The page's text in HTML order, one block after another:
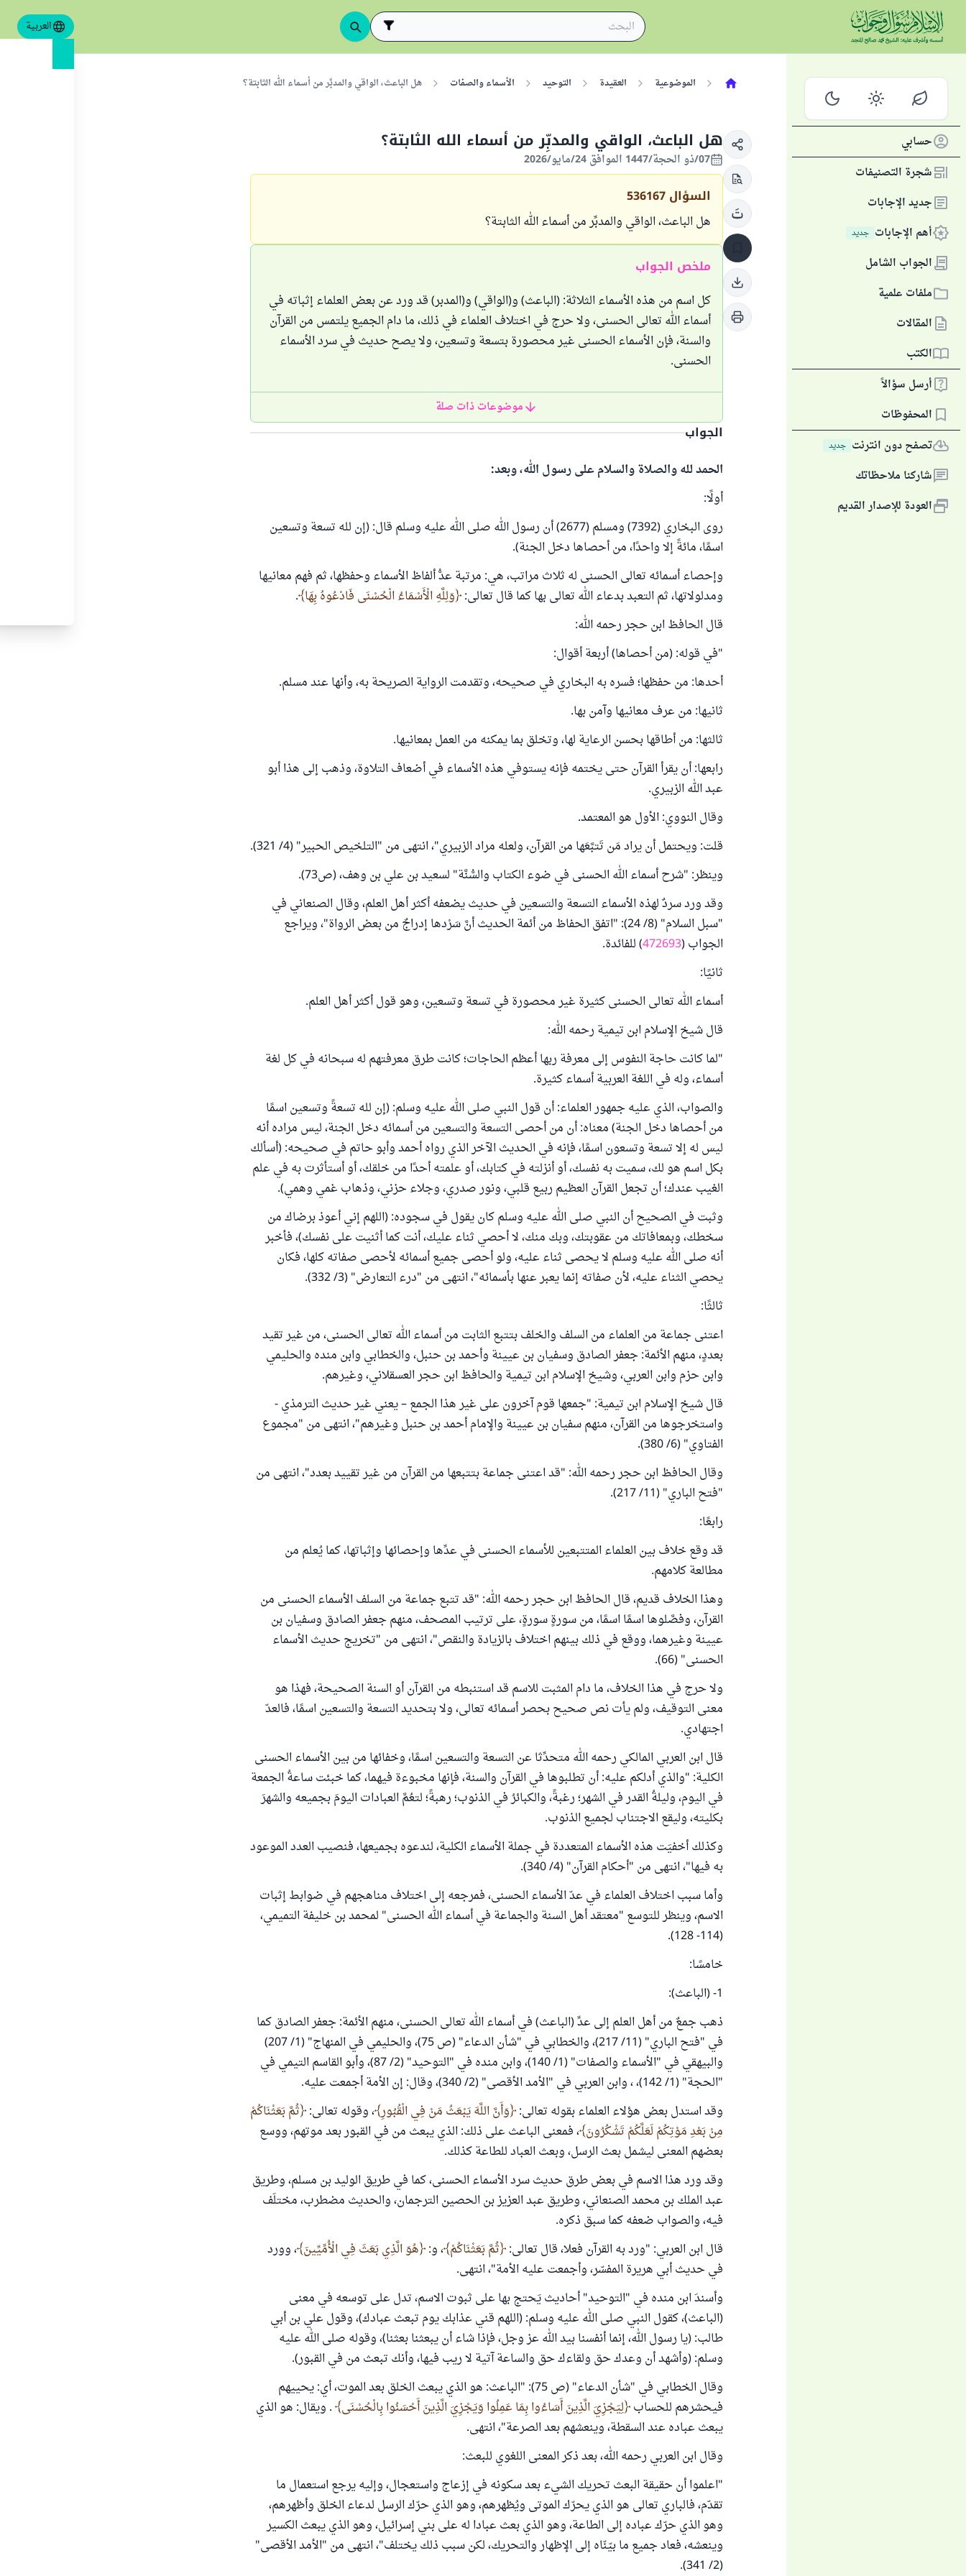
العربية
حسابي
شجرة التصنيفات
جديد الإجابات
أهم الإجابات جديد
الجواب الشامل
ملفات علمية
المقالات
الكتب
أرسل سؤالاً
المحفوظات
تصفح دون انترنت جديد
شاركنا ملاحظاتك
العودة للإصدار القديم
الموضوعية العقيدة التوحيد الأسماء والصفات هل الباعث، الواقي والمدبِّر من أسماء الله الثابتة؟
هل الباعث، الواقي والمدبِّر من أسماء الله الثابتة؟
07/ذو الحجة/1447 الموافق 24/مايو/2026
السؤال 536167
هل الباعث، الواقي والمدبِّر من أسماء الله الثابتة؟
ملخص الجواب
كل اسم من هذه الأسماء الثلاثة: (الباعث) و(الواقي) و(المدبر) قد ورد عن بعض العلماء إثباته في
أسماء الله تعالى الحسنى، ولا حرج في اختلاف العلماء في ذلك، ما دام الجميع يلتمس من القرآن
والسنة، فإن الأسماء الحسنى غير محصورة بتسعة وتسعين، ولا يصح حديث في سرد الأسماء
الحسنى.
موضوعات ذات صلة
الجواب
الحمد لله والصلاة والسلام على رسول الله، وبعد:
أولًا:
روى البخاري (7392) ومسلم (2677) أن رسول الله صلى الله عليه وسلم قال: (إن لله تسعة وتسعين
اسمًا، مائةً إلا واحدًا، من أحصاها دخل الجنة).
وإحصاء أسمائه تعالى الحسنى له ثلاث مراتب، هي: مرتبة عدُّ ألفاظ الأسماء وحفظها، ثم فهم معانيها
ومدلولاتها، ثم التعبد بدعاء الله تعالى بها كما قال تعالى: وَلِلَّهِ الْأَسْمَاءُ الْحُسْنَى فَادْعُوهُ بِهَا .
قال الحافظ ابن حجر رحمه الله:
"في قوله: (من أحصاها) أربعة أقوال:
أحدها: من حفظها؛ فسره به البخاري في صحيحه، وتقدمت الرواية الصريحة به، وأنها عند مسلم.
ثانيها: من عرف معانيها وآمن بها.
ثالثها: من أطاقها بحسن الرعاية لها، وتخلق بما يمكنه من العمل بمعانيها.
رابعها: أن يقرأ القرآن حتى يختمه فإنه يستوفي هذه الأسماء في أضعاف التلاوة، وذهب إلى هذا أبو
عبد الله الزبيري.
وقال النووي: الأول هو المعتمد.
قلت: ويحتمل أن يراد مَن تَتبَّعَها من القرآن، ولعله مراد الزبيري"، انتهى من "التلخيص الحبير" (4/ 321).
وينظر: "شرح أسماء الله الحسنى في ضوء الكتاب والسُّنَّة" لسعيد بن علي بن وهف، (ص73).
وقد ورد سردٌ لهذه الأسماء التسعة والتسعين في حديث يضعفه أكثر أهل العلم، وقال الصنعاني في
"سبل السلام" (8/ 24): "اتفق ‌الحفاظ ‌من ‌أئمة ‌الحديث ‌أنَّ ‌سَرْدها ‌إدراجٌ ‌من ‌بعض ‌الرواة"، ويراجع
الجواب (472693) للفائدة.
ثانيًا:
أسماء الله تعالى الحسنى كثيرة غير محصورة في تسعة وتسعين، وهو قول أكثر أهل العلم.
قال شيخ الإسلام ابن تيمية رحمه الله:
"لما كانت حاجة النفوس إلى معرفة ربها أعظم الحاجات؛ كانت طرق معرفتهم له سبحانه في كل لغة
أسماء، وله في اللغة العربية أسماء كثيرة.
والصواب، الذي عليه جمهور العلماء: أن قول النبي صلى الله عليه وسلم: (إن لله تسعةً وتسعين اسمًا
من أحصاها دخل الجنة) معناه: أن من أحصى التسعة والتسعين من أسمائه دخل الجنة، ليس مراده أنه
ليس له إلا تسعة وتسعون اسمًا، فإنه في الحديث الآخر الذي رواه أحمد وأبو حاتم في صحيحه: (أسألك
بكل اسم هو لك، سميت به نفسك، أو أنزلته في كتابك، أو علمته أحدًا من خلقك، أو أستأثرت به في علم
الغيب عندك؛ أن تجعل القرآن العظيم ربيع قلبي، ونور صدري، وجلاء حزني، وذهاب غمي وهمي).
وثبت في الصحيح أن النبي صلى الله عليه وسلم كان يقول في سجوده: (اللهم إني أعوذ برضاك من
سخطك، وبمعافاتك من عقوبتك، وبك منك، لا أحصي ثناء عليك، أنت كما أثنيت على نفسك)، فأخبر
أنه صلى الله عليه وسلم لا يحصى ثناء عليه، ولو أحصى جميع أسمائه لأحصى صفاته كلها، فكان
يحصي الثناء عليه، لأن صفاته إنما يعبر عنها بأسمائه"، انتهى من "درء التعارض" (3/ 332).
ثالثًا:
اعتنى جماعة من العلماء من السلف والخلف بتتبع الثابت من أسماء الله تعالى الحسنى، من غير تقيد
بعددٍ، منهم الأئمة: جعفر الصادق وسفيان بن عيينة وأحمد بن حنبل، والخطابي وابن منده والحليمي
وابن حزم وابن العربي، وشيخ الإسلام ابن تيمية والحافظ ابن حجر العسقلاني، وغيرهم.
قال شيخ الإسلام ابن تيمية: "جمعها قوم آخرون على غير هذا الجمع – يعني غير حديث الترمذي -
واستخرجوها من القرآن، منهم سفيان بن عيينة والإمام أحمد بن حنبل وغيرهم"، انتهى من "مجموع
الفتاوي" (6/ 380).
وقال الحافظ ابن حجر رحمه الله: "قد اعتنى جماعة بتتبعها من القرآن من غير تقييد بعدد"، انتهى من
"فتح الباري" (11/ 217).
رابعًا:
قد وقع خلاف بين العلماء المتتبعين للأسماء الحسنى في عدِّها وإحصائها وإثباتها، كما يُعلم من
مطالعة كلامهم.
وهذا الخلاف قديم، قال الحافظ ابن حجر رحمه الله: "قد تتبع جماعة من السلف الأسماء الحسنى من
القرآن، وفصَّلوها اسمًا اسمًا، من سورةٍ سورةٍ، على ترتيب المصحف، منهم جعفر الصادق وسفيان بن
عيينة وغيرهما، ووقع في ذلك بينهم اختلاف بالزيادة والنقص"، انتهى من "تخريج حديث الأسماء
الحسنى" (66).
ولا حرج في هذا الخلاف، ما دام المثبت للاسم قد استنبطه من القرآن أو السنة الصحيحة، فهذا هو
معنى التوقيف، ولم يأت نص صحيح بحصر أسمائه تعالى، ولا بتحديد التسعة والتسعين اسمًا، فالعدّ
اجتهادي.
قال ابن العربي المالكي رحمه الله متحدِّثا عن التسعة والتسعين اسمًا، وخفائها من بين الأسماء الحسنى
الكلية: "والذي أدلكم عليه: أن تطلبوها في القرآن والسنة، فإنها مخبوءة فيهما، كما خبئت ساعةُ الجمعة
في اليوم، وليلةُ القدر في الشهر؛ رغبةً، والكبائرُ في الذنوب؛ رهبةً؛ لتعُمَّ العبادات اليومَ بجميعه والشهرَ
بكليته، وليقع الاجتناب لجميع الذنوب.
وكذلك أخفيَت هذه الأسماء المتعددة في جملة الأسماء الكلية، لندعوه بجميعها، فنصيب العدد الموعود
به فيها"، انتهى من "أحكام القرآن" (4/ 340).
وأما سبب اختلاف العلماء في عدّ الأسماء الحسنى، فمرجعه إلى اختلاف مناهجهم في ضوابط إثبات
الاسم، وينظر للتوسع "معتقد أهل السنة والجماعة في أسماء الله الحسنى" لمحمد بن خليفة التميمي،
(114- 128).
خامسًا:
1- (الباعث):
ذهب جمعٌ من أهل العلم إلى عدِّ (الباعث) في أسماء الله تعالى الحسنى، منهم الأئمة: جعفر الصادق كما
في "فتح الباري" (11/ 217)، والخطابي في "شأن الدعاء" (ص 75)، والحليمي في المنهاج" (1/ 207)
والبيهقي في "الأسماء والصفات" (1/ 140)، وابن منده في "التوحيد" (2/ 87)، وأبو القاسم التيمي في
"الحجة" (1/ 142)، ، وابن العربي في "الأمد الأقصى" (2/ 340)، وقال: إن الأمة أجمعت عليه.
وقد استدل بعض هؤلاء العلماء بقوله تعالى: وَأَنَّ اللَّهَ يَبْعَثُ مَنْ فِي الْقُبُورِ ، وقوله تعالى: ثُمَّ بَعَثْنَاكُمْ
مِنْ بَعْدِ مَوْتِكُمْ لَعَلَّكُمْ تَشْكُرُونَ ، فمعنى الباعث على ذلك: الذي يبعث من في القبور بعد موتهم، ووسع
بعضهم المعنى ليشمل بعث الرسل، وبعث العباد للطاعة كذلك.
وقد ورد هذا الاسم في بعض طرق حديث سرد الأسماء الحسنى، كما في طريق الوليد بن مسلم، وطريق
عبد الملك بن محمد الصنعاني، وطريق عبد العزيز بن الحصين الترجمان، والحديث مضطرب، مختلَف
فيه، والصواب ضعفه كما سبق ذكره.
قال ابن العربي: "ورد به القرآن فعلا، قال تعالى: ثُمَّ بَعَثْنَاكُمْ ، و: هُوَ الَّذِي بَعَثَ فِي الْأُمِّيِّينَ ، وورد
في حديث أبي هريرة المفسّر، وأجمعت عليه الأمة"، انتهى.
وأسندَ ابن منده في "التوحيد" أحاديث يَحتج بها على ثبوت الاسم، تدل على توسعه في معنى
(الباعث)، كقول النبي صلى الله عليه وسلم: (اللهم قني عذابك يوم تبعث عبادك)، وقول علي بن أبي
طالب: (يا رسول الله، إنما أنفسنا بيد الله عز وجل، فإذا شاء أن يبعثنا بعثنا)، وقوله صلى الله عليه
وسلم: (وأشهد أن وعدك حق ولقاءك حق والساعة آتية لا ريب فيها، وأنك تبعث من في القبور).
وقال الخطابي في "شأن الدعاء" (ص 75): "الباعث: هو الذي يبعث الخلق بعد الموت، أي: يحييهم
فيحشرهم للحساب لِيَجْزِيَ الَّذِينَ أَسَاءُوا بِمَا عَمِلُوا وَيَجْزِيَ الَّذِينَ أَحْسَنُوا بِالْحُسْنَى . ويقال: هو الذي
يبعث عباده عند السقطة، وينعشهم بعد الصرعة"، انتهى.
وقال ابن العربي رحمه الله، بعد ذكر المعنى اللغوي للبعث:
"اعلموا أن حقيقة البعث تحريك الشيء بعد سكونه في إزعاج واستعجال، وإليه يرجع استعمال ما
تقدّم، فالباري تعالى هو الذي يحرّك الموتى ويُظهرهم، وهو الذي حرّك الرسل لدعاء الخلق وأظهرهم،
وهو الذي حرّك عباده إلى الطاعة، وهو الذي بعث عبادا له على بني إسرائيل، وهو الذي يبعث الكسير
وينعشه، فعاد جميع ما بيّنّاه إلى الإظهار والتحريك، لكن سبب ذلك يختلف"، انتهى من "الأمد الأقصى"
(2/ 341).